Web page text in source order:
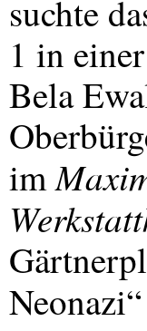
suchte
1 in
Bela
im